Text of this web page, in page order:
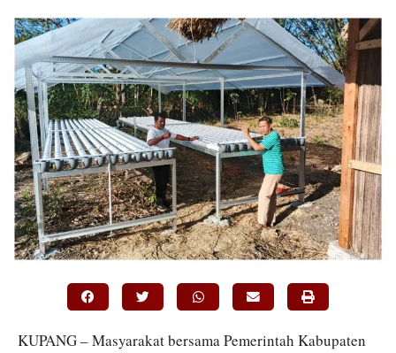
KUPANG – Masyarakat bersama Pemerintah Kabupaten